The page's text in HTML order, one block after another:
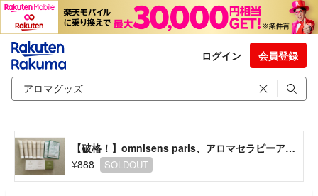
ログイン 会員登録
【破格！】omnisens paris、アロマセラピーアソシエイツ、アルゴテルム
¥888
SOLDOUT